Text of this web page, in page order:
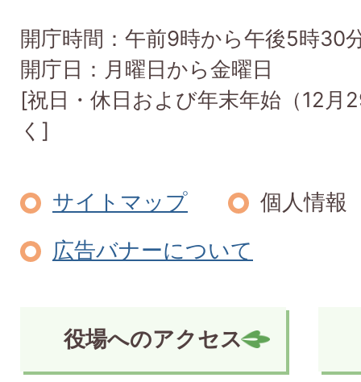
開庁時間：午前9時から午後5時30
開庁日：月曜日から金曜日
[祝日・休日および年末年始（12月
く]
サイトマップ
個人情報
広告バナーについて
役場へのアクセス